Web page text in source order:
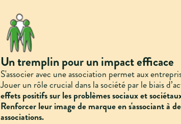
Un tremplin pour un impact efficace
S'associer avec une association permet aux
Jouer un rôle crucial dans la société par le biais
effets positifs sur les problèmes sociaux et
Renforcer leur image de marque en s'associant à
associations.